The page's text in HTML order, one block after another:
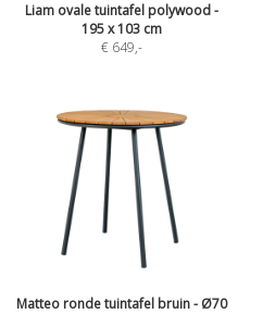
Liam ovale tuintafel polywood -
195 x 103 cm
€ 649,-
Matteo ronde tuintafel bruin - Ø70